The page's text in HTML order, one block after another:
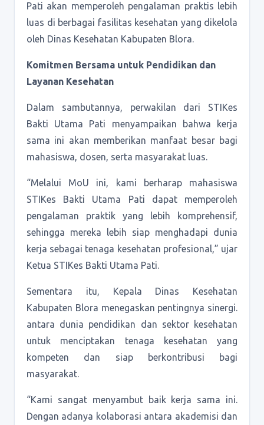
Pati akan memperoleh pengalaman praktis lebih
luas di berbagai fasilitas kesehatan yang dikelola
oleh Dinas Kesehatan Kabupaten Blora.
Komitmen Bersama untuk Pendidikan dan
Layanan Kesehatan
Dalam sambutannya, perwakilan dari STIKes
Bakti Utama Pati menyampaikan bahwa kerja
sama ini akan memberikan manfaat besar bagi
mahasiswa, dosen, serta masyarakat luas.
“Melalui MoU ini, kami berharap mahasiswa
STIKes Bakti Utama Pati dapat memperoleh
pengalaman praktik yang lebih komprehensif,
sehingga mereka lebih siap menghadapi dunia
kerja sebagai tenaga kesehatan profesional,” ujar
Ketua STIKes Bakti Utama Pati.
Sementara itu, Kepala Dinas Kesehatan
Kabupaten Blora menegaskan pentingnya sinergi.
antara dunia pendidikan dan sektor kesehatan
untuk menciptakan tenaga kesehatan yang
kompeten dan siap berkontribusi bagi
masyarakat.
“Kami sangat menyambut baik kerja sama ini.
Dengan adanya kolaborasi antara akademisi dan